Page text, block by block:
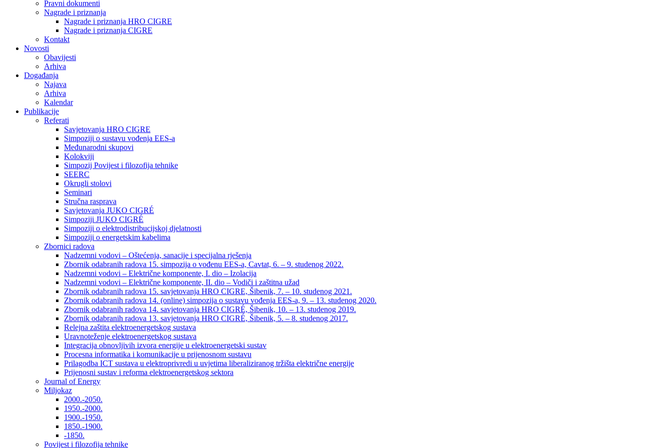
Pravni dokumenti
Nagrade i priznanja
Nagrade i priznanja HRO CIGRE
Nagrade i priznanja CIGRE
Kontakt
Novosti
Obavijesti
Arhiva
Događanja
Najava
Arhiva
Kalendar
Publikacije
Referati
Savjetovanja HRO CIGRE
Simpoziji o sustavu vođenja EES-a
Međunarodni skupovi
Kolokviji​
Simpozij Povijest i filozofija tehnike
SEERC
Okrugli stolovi
Seminari​
Stručna rasprava​
Savjetovanja JUKO CIGRÉ
Simpoziji JUKO CIGRÉ
Simpoziji o elektrodistribucijskoj djelatnosti
Simpoziji o energetskim kabelima
Zbornici radova
Nadzemni vodovi – Oštećenja, sanacije i specijalna rješenja
Zbornik odabranih radova 15. simpozija o vođenu EES-a, Cavtat, 6. – 9. studenog 2022.
Nadzemni vodovi – Električne komponente, I. dio – Izolacija
Nadzemni vodovi – Električne komponente, II. dio – Vodiči i zaštitna užad
Zbornik odabranih radova 15. savjetovanja HRO CIGRE, Šibenik, 7. – 10. studenog 2021.
Zbornik odabranih radova 14. (online) simpozija o sustavu vođenja EES-a, 9. – 13. studenog 2020.
Zbornik odabranih radova 14. savjetovanja HRO CIGRÉ, Šibenik, 10. – 13. studenog 2019.
Zbornik odabranih radova 13. savjetovanja HRO CIGRÉ, Šibenik, 5. – 8. studenog 2017.
Relejna zaštita elektroenergetskog sustava
Uravnoteženje elektroenergetskog sustava
Integracija obnovljivih izvora energije u elektroenergetski sustav
Procesna informatika i komunikacije u prijenosnom sustavu
Prilagodba ICT sustava u elektroprivredi u uvjetima liberaliziranog tržišta električne energije
Prijenosni sustav i reforma elektroenergetskog sektora
Journal of Energy
Miljokaz
2000.-2050.
1950.-2000.
1900.-1950.
1850.-1900.
-1850.
Povijest i filozofija tehnike